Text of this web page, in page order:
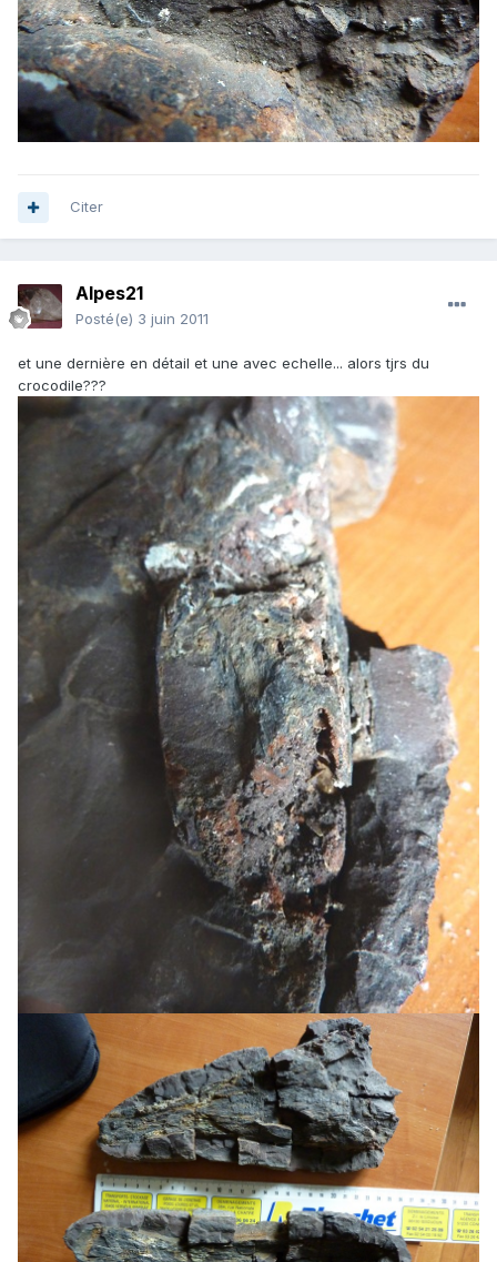
Citer
Alpes21
Posté(e) 3 juin 2011
et une dernière en détail et une avec echelle... alors tjrs du
crocodile???